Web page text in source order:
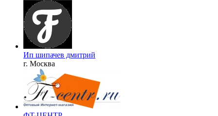
Ип шипачев дмитрий
г. Москва